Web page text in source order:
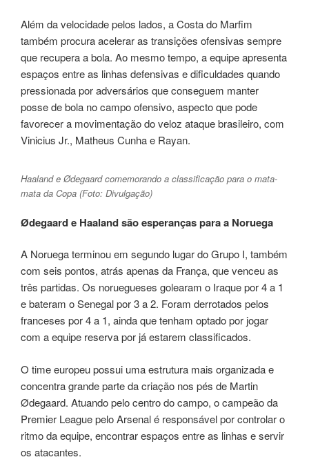
Além da velocidade pelos lados, a Costa do Marfim
também procura acelerar as transições ofensivas sempre
que recupera a bola. Ao mesmo tempo, a equipe apresenta
espaços entre as linhas defensivas e dificuldades quando
pressionada por adversários que conseguem manter
posse de bola no campo ofensivo, aspecto que pode
favorecer a movimentação do veloz ataque brasileiro, com
Vinicius Jr., Matheus Cunha e Rayan.
Haaland e Ødegaard comemorando a classificação para o mata-
mata da Copa (Foto: Divulgação)
Ødegaard e Haaland são esperanças para a Noruega
A Noruega terminou em segundo lugar do Grupo I, também
com seis pontos, atrás apenas da França, que venceu as
três partidas. Os noruegueses golearam o Iraque por 4 a 1
e bateram o Senegal por 3 a 2. Foram derrotados pelos
franceses por 4 a 1, ainda que tenham optado por jogar
com a equipe reserva por já estarem classificados.
O time europeu possui uma estrutura mais organizada e
concentra grande parte da criação nos pés de Martin
Ødegaard. Atuando pelo centro do campo, o campeão da
Premier League pelo Arsenal é responsável por controlar o
ritmo da equipe, encontrar espaços entre as linhas e servir
os atacantes.